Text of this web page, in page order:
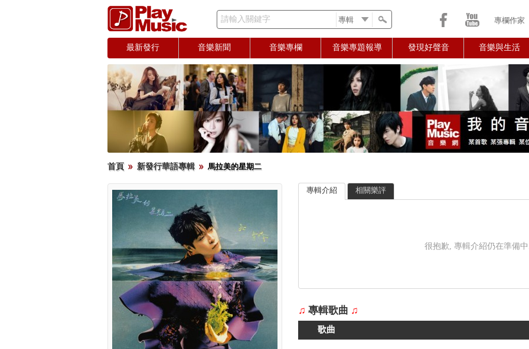
請輸入關鍵字 專欄作家
最新發行 音樂新聞 音樂專欄 音樂專題報導 發現好聲音 音樂與生活
首頁 新發行華語專輯 馬拉美的星期二
專輯介紹 相關樂評
很抱歉, 專輯介紹仍在準備
♫ 專輯歌曲 ♫
歌曲